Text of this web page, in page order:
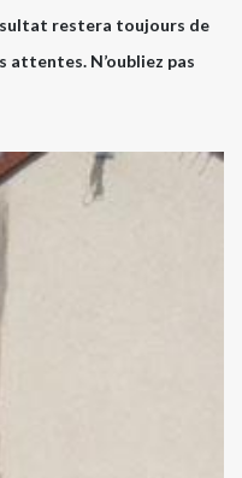
restera toujours de
attentes. N’oubliez pas